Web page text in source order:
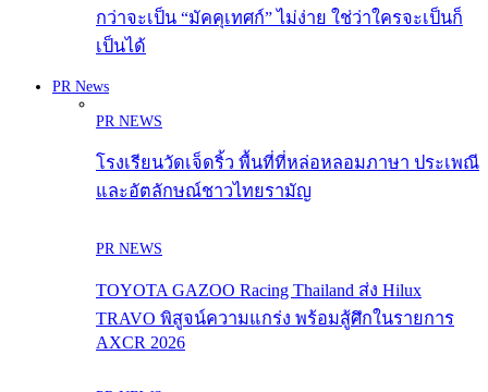
กว่าจะเป็น “มัคคุเทศก์” ไม่ง่าย ใช่ว่าใครจะเป็นก็
เป็นได้
PR News
PR NEWS
โรงเรียนวัดเจ็ดริ้ว พื้นที่ที่หล่อหลอมภาษา ประเพณี
และอัตลักษณ์ชาวไทยรามัญ
PR NEWS
TOYOTA GAZOO Racing Thailand ส่ง Hilux
TRAVO พิสูจน์ความแกร่ง พร้อมสู้ศึกในรายการ
AXCR 2026